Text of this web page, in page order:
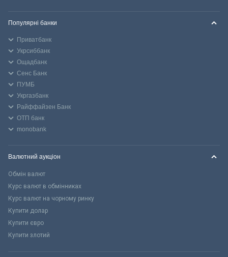
Популярні банки
Приватбанк
Укрсиббанк
Ощадбанк
Сенс Банк
ПУМБ
Укргазбанк
Райффайзен Банк
ОТП банк
monobank
Валютний аукціон
Обмін валют
Курс валют в обмінниках
Курс валют на чорному ринку
Купити долар
Купити євро
Купити злотий